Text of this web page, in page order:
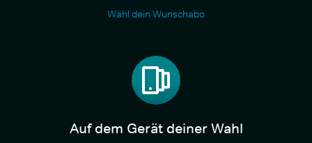
Wähl dein Wunschabo
Auf dem Gerät deiner Wahl